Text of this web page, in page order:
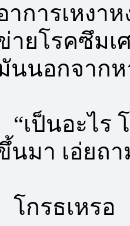
าการเหงา
ายโรคซึมเ
นนอกจากห
“เป็นอะไร
นมา เอ่ยถ
โกรธเหรอ